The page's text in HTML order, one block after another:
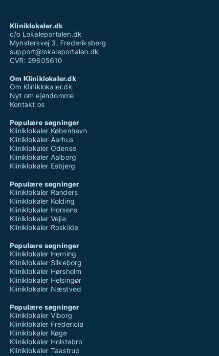
Kliniklokaler.dk
c/o Lokaleportalen.dk
Mynstersvej 3, Frederiksberg
support@lokaleportalen.dk
CVR: 29605610
Om Kliniklokaler.dk
Om Kliniklokaler.dk
Nyt om ejendomme
Kontakt os
Populære søgninger
Kliniklokaler København
Kliniklokaler Aarhus
Kliniklokaler Odense
Kliniklokaler Aalborg
Kliniklokaler Esbjerg
Populære søgninger
Kliniklokaler Randers
Kliniklokaler Kolding
Kliniklokaler Horsens
Kliniklokaler Vejle
Kliniklokaler Roskilde
Populære søgninger
Kliniklokaler Herning
Kliniklokaler Silkeborg
Kliniklokaler Hørsholm
Kliniklokaler Helsingør
Kliniklokaler Næstved
Populære søgninger
Kliniklokaler Viborg
Kliniklokaler Fredericia
Kliniklokaler Køge
Kliniklokaler Holstebro
Kliniklokaler Taastrup